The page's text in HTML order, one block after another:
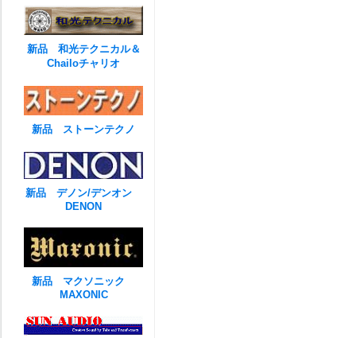
新品 和光テクニカル＆
Chailoチャリオ
新品 ストーンテクノ
新品 デノン/デンオン
DENON
新品 マクソニック
MAXONIC